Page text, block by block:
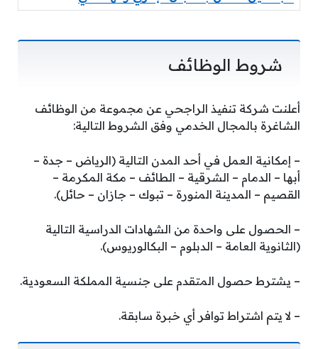
شروط الوظائف
أعلنت شركة تنفيذ الراجحي عن مجموعة من الوظائف
الشاغرة بالمجال الخدمي وفق الشروط التالية:
– إمكانية العمل في أحد المدن التالية (الرياض – جدة –
أبها – الدمام – الشرقية – الطائف – مكة المكرمة –
القصيم – المدينة المنورة – تبوك – جازان – حائل).
– الحصول على واحدة من الشهادات الدراسية التالية
(الثانوية العامة – الدبلوم – البكالوريوس).
– يشترط حصول المتقدم على جنسية المملكة السعودية.
– لا يتم اشتراط توافر أي خبرة سابقة.